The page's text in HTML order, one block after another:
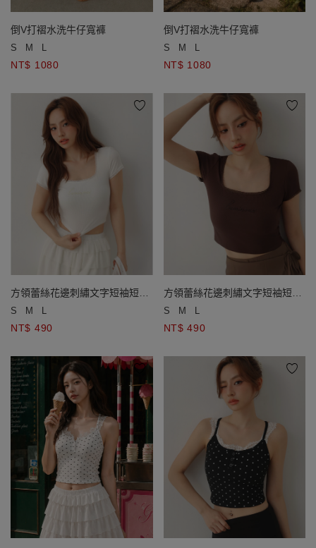
倒V打褶水洗牛仔寬褲
S M L
NT$ 1080
倒V打褶水洗牛仔寬褲
S M L
NT$ 1080
方領蕾絲花邊刺繡文字短袖短版
羅紋上衣
S M L
NT$ 490
方領蕾絲花邊刺繡文字短袖短版
羅紋上衣
S M L
NT$ 490